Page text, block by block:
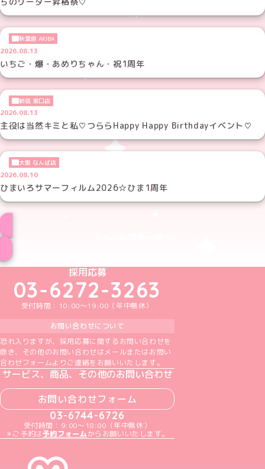
秋葉原 AKIBA
2026.08.13
いちご・爆・あめりちゃん・祝1周年
新宿 東口店
2026.08.13
主役は当然キミと私♡つららHappy Happy Birthdayイベント♡
大阪 なんば店
2026.08.10
ひまいろサマーフィルム2026☆ひま1周年
めいどりーみんTikTok公式アカウント
めいどりーみんX公式アカウント
めいどりーみんInstagram公式アカウント
めいどりーみんFacebook公式アカウン
めいどりーみんYouTube公式アカ
採用応募
03-6272-3263
受付時間：10:00～19:00（年中無休）
お問い合わせについて
恐れ入りますが、採用応募に関するお問い合わせを
除き、その他のお問い合わせはメールまたはお問い
合わせフォームよりご連絡をお願いいたします。
サービス、商品、その他のお問い合わせ
お問い合わせフォーム
03-6744-6726
受付時間：9:00～18:00（年中無休）
＊ご予約は予約フォームからお願いいたします。